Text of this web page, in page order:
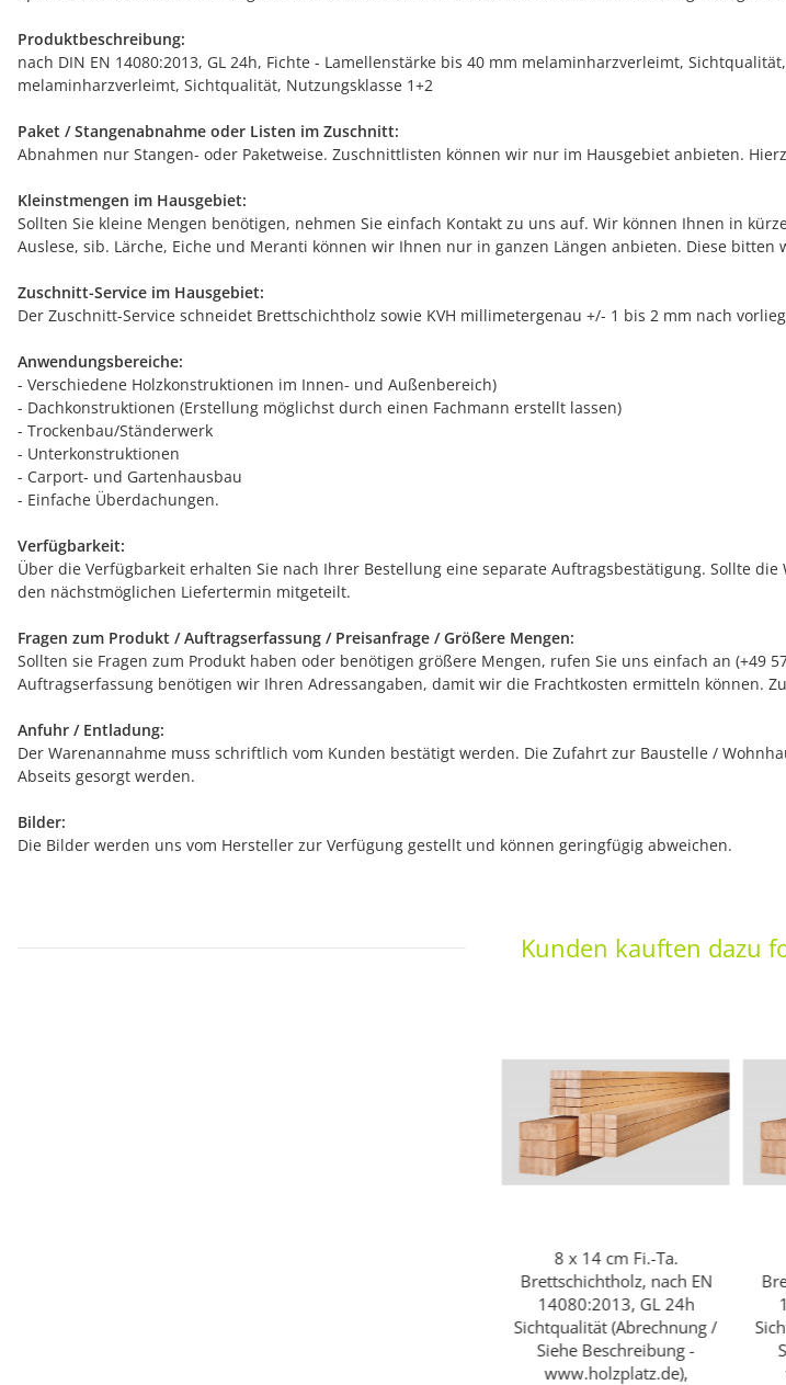
Produktbeschreibung:
nach DIN EN 14080:2013, GL 24h, Fichte - Lamellenstärke bis 40 mm melaminharzverleimt,
melaminharzverleimt, Sichtqualität, Nutzungsklasse 1+2
Paket / Stangenabnahme oder Listen im Zuschnitt:
Abnahmen nur Stangen- oder Paketweise. Zuschnittlisten können wir nur im Hausgebiet anbieten.
Kleinstmengen im Hausgebiet:
Sollten Sie kleine Mengen benötigen, nehmen Sie einfach Kontakt zu uns auf. Wir können Ihnen in
Auslese, sib. Lärche, Eiche und Meranti können wir Ihnen nur in ganzen Längen anbieten. Diese bitten
Zuschnitt-Service im Hausgebiet:
Der Zuschnitt-Service schneidet Brettschichtholz sowie KVH millimetergenau +/- 1 bis 2 mm nach
Anwendungsbereiche:
- Verschiedene Holzkonstruktionen im Innen- und Außenbereich)
- Dachkonstruktionen (Erstellung möglichst durch einen Fachmann erstellt lassen)
- Trockenbau/Ständerwerk
- Unterkonstruktionen
- Carport- und Gartenhausbau
- Einfache Überdachungen.
Verfügbarkeit:
Über die Verfügbarkeit erhalten Sie nach Ihrer Bestellung eine separate Auftragsbestätigung. Sollte
den nächstmöglichen Liefertermin mitgeteilt.
Fragen zum Produkt / Auftragserfassung / Preisanfrage / Größere Mengen:
Sollten sie Fragen zum Produkt haben oder benötigen größere Mengen, rufen Sie uns einfach an (+49
Auftragserfassung benötigen wir Ihren Adressangaben, damit wir die Frachtkosten ermitteln können.
Anfuhr / Entladung:
Der Warenannahme muss schriftlich vom Kunden bestätigt werden. Die Zufahrt zur Baustelle /
Abseits gesorgt werden.
Bilder:
Die Bilder werden uns vom Hersteller zur Verfügung gestellt und können geringfügig abweichen.
Kunden kauften dazu
8 x 14 cm Fi.-Ta.
Brettschichtholz, nach EN
14080:2013, GL 24h
Sichtqualität (Abrechnung /
Siehe Beschreibung -
www.holzplatz.de),